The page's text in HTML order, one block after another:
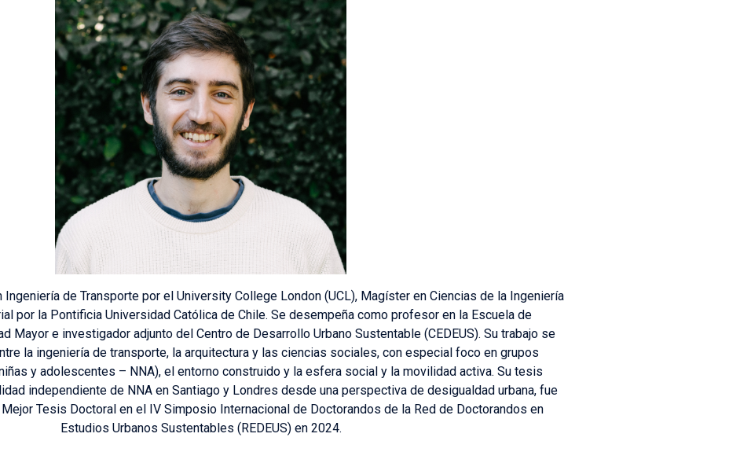
de Transporte por el University College London (UCL), Magíster en Ciencias de la Ingeniería
por la Pontificia Universidad Católica de Chile. Se desempeña como profesor en la Escuela de
Mayor e investigador adjunto del Centro de Desarrollo Urbano Sustentable (CEDEUS). Su trabajo se
la ingeniería de transporte, la arquitectura y las ciencias sociales, con especial foco en grupos
y adolescentes – NNA), el entorno construido y la esfera social y la movilidad activa. Su tesis
independiente de NNA en Santiago y Londres desde una perspectiva de desigualdad urbana, fue
Tesis Doctoral en el IV Simposio Internacional de Doctorandos de la Red de Doctorandos en
Estudios Urbanos Sustentables (REDEUS) en 2024.